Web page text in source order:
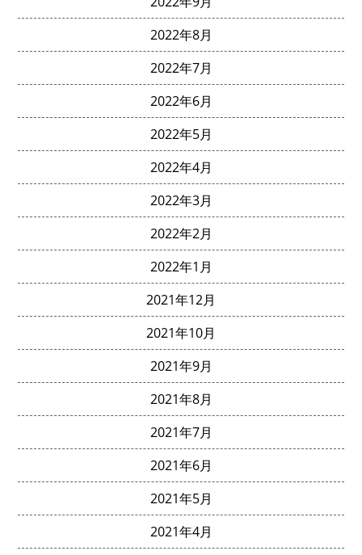
2022年8月
2022年7月
2022年6月
2022年5月
2022年4月
2022年3月
2022年2月
2022年1月
2021年12月
2021年10月
2021年9月
2021年8月
2021年7月
2021年6月
2021年5月
2021年4月